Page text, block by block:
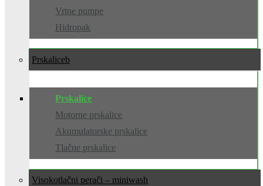
Vrtne pumpe
Hidropak
Prskalice
Prskalice
Motorne prskalice
Akumulatorske prskalice
Tlačne prskalice
Visokotlačni perači – miniwash